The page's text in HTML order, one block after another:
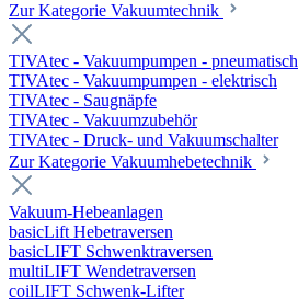
Zur Kategorie Vakuumtechnik
TIVAtec - Vakuumpumpen - pneumatisch
TIVAtec - Vakuumpumpen - elektrisch
TIVAtec - Saugnäpfe
TIVAtec - Vakuumzubehör
TIVAtec - Druck- und Vakuumschalter
Zur Kategorie Vakuumhebetechnik
Vakuum-Hebeanlagen
basicLift Hebetraversen
basicLIFT Schwenktraversen
multiLIFT Wendetraversen
coilLIFT Schwenk-Lifter